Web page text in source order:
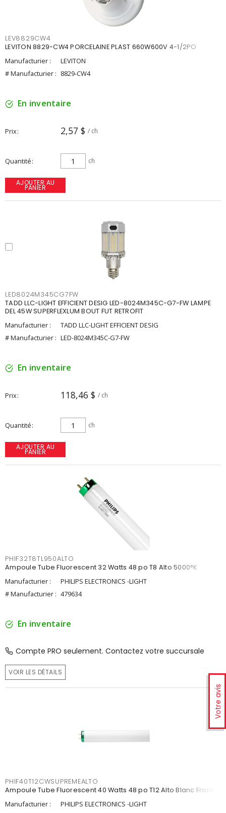
Votre avis
LEV8829CW4
LEVITON 8829-CW4 PORCELAINE PLAST 660W600V 4-1/2PO
Manufacturier :
LEVITON
# Manufacturier : 8829-CW4
En inventaire
Prix 2,57 $ / ch
Quantité ch
AJOUTER AU
PANIER
LED8024M345CG7FW
TADD LLC-LIGHT EFFICIENT DESIG LED-8024M345C-G7-FW LAMPE
DEL 45W SUPERFLEXLUM BOUT FUT RETROFIT
Manufacturier :
TADD LLC-LIGHT EFFICIENT DESIG
# Manufacturier : LED-8024M345C-G7-FW
En inventaire
Prix 118,46 $ / ch
Quantité ch
AJOUTER AU
PANIER
PHIF32T8TL950ALTO
Ampoule Tube Fluorescent 32 Watts 48 po T8 Alto 5000°K
Manufacturier :
PHILIPS ELECTRONICS -LIGHT
# Manufacturier : 479634
En inventaire
Compte PRO seulement. Contactez votre succursale
VOIR LES DÉTAILS
PHIF40T12CWSUPREMEALTO
Ampoule Tube Fluorescent 40 Watts 48 po T12 Alto Blanc Froid
Manufacturier :
PHILIPS ELECTRONICS -LIGHT